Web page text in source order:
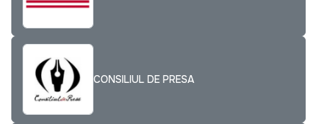
CONSILIUL DE PRESA